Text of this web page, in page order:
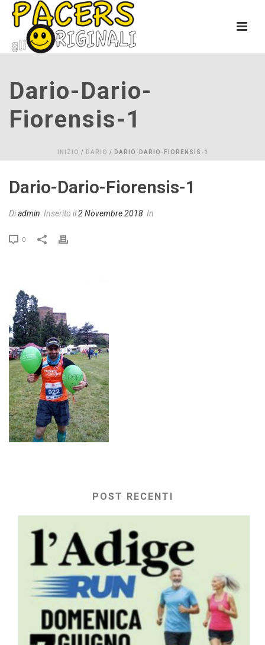
Dario-Dario-
Fiorensis-1
INIZIO / DARIO / DARIO-DARIO-FIORENSIS-1
Dario-Dario-Fiorensis-1
Diadmin Inserito il2 Novembre 2018 In
0
POST RECENTI